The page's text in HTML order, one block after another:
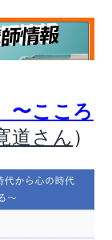
〜こころ
道さん ）